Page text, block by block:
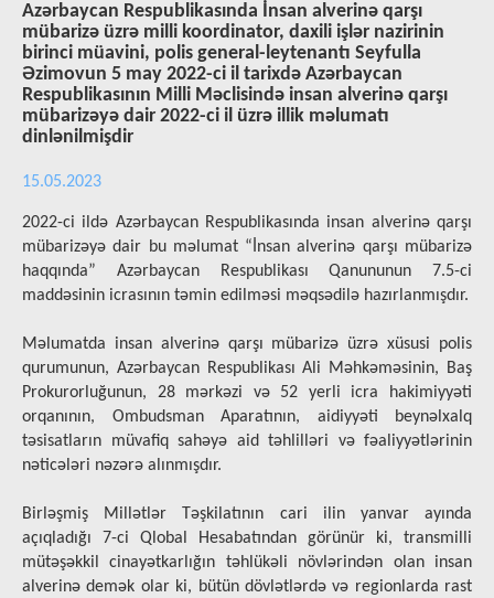
Azərbaycan Respublikasında İnsan alverinə qarşı
mübarizə üzrə milli koordinator, daxili işlər nazirinin
birinci müavini, polis general-leytenantı Seyfulla
Əzimovun 5 may 2022-ci il tarixdə Azərbaycan
Respublikasının Milli Məclisində insan alverinə qarşı
mübarizəyə dair 2022-ci il üzrə illik məlumatı
dinlənilmişdir
15.05.2023
2022-ci ildə Azərbaycan Respublikasında insan alverinə qarşı
mübarizəyə dair bu məlumat “İnsan alverinə qarşı mübarizə
haqqında” Azərbaycan Respublikası Qanununun 7.5-ci
maddəsinin icrasının təmin edilməsi məqsədilə hazırlanmışdır.
Məlumatda insan alverinə qarşı mübarizə üzrə xüsusi polis
qurumunun, Azərbaycan Respublikası Ali Məhkəməsinin, Baş
Prokurorluğunun, 28 mərkəzi və 52 yerli icra hakimiyyəti
orqanının, Ombudsman Aparatının, aidiyyəti beynəlxalq
təsisatların müvafiq sahəyə aid təhlilləri və fəaliyyətlərinin
nəticələri nəzərə alınmışdır.
Birləşmiş Millətlər Təşkilatının cari ilin yanvar ayında
açıqladığı 7-ci Qlobal Hesabatından görünür ki, transmilli
mütəşəkkil cinayətkarlığın təhlükəli növlərindən olan insan
alverinə demək olar ki, bütün dövlətlərdə və regionlarda rast